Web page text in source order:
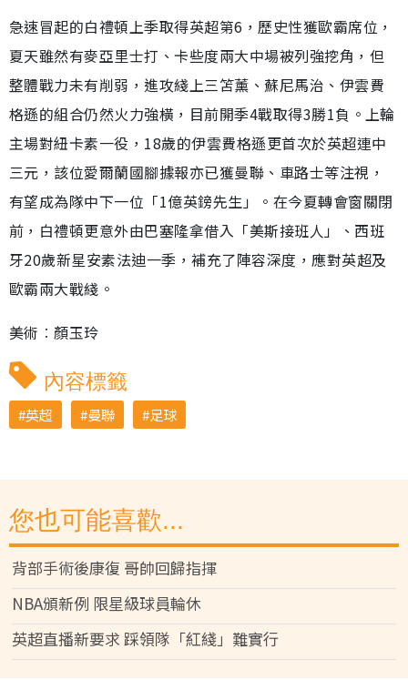
急速冒起的白禮頓上季取得英超第6，歷史性獲歐霸席位，
夏天雖然有麥亞里士打、卡些度兩大中場被列強挖角，但
整體戰力未有削弱，進攻綫上三笘薰、蘇尼馬治、伊雲費
格遜的組合仍然火力強橫，目前開季4戰取得3勝1負。上輪
主場對紐卡素一役，18歲的伊雲費格遜更首次於英超連中
三元，該位愛爾蘭國腳據報亦已獲曼聯、車路士等注視，
有望成為隊中下一位「1億英鎊先生」。在今夏轉會窗關閉
前，白禮頓更意外由巴塞隆拿借入「美斯接班人」、西班
牙20歲新星安素法迪一季，補充了陣容深度，應對英超及
歐霸兩大戰綫。
美術︰顏玉玲
內容標籤
英超 曼聯 足球
您也可能喜歡...
背部手術後康復 哥帥回歸指揮
NBA頒新例 限星級球員輪休
英超直播新要求 踩領隊「紅綫」難實行